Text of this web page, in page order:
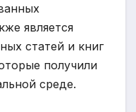
является
статей и книг
получили
среде.